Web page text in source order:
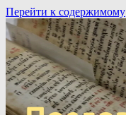
Перейти к содержимому